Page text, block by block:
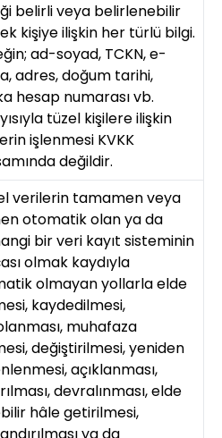
belirli veya belirlenebilir
kişiye ilişkin her türlü bilgi.
ad-soyad, TCKN, e-
adres, doğum tarihi,
hesap numarası vb.
tüzel kişilere ilişkin
işlenmesi KVKK
değildir.
verilerin tamamen veya
otomatik olan ya da
bir veri kayıt sisteminin
olmak kaydıyla
olmayan yollarla elde
kaydedilmesi,
muhafaza
değiştirilmesi, yeniden
açıklanması,
devralınması, elde
hâle getirilmesi,